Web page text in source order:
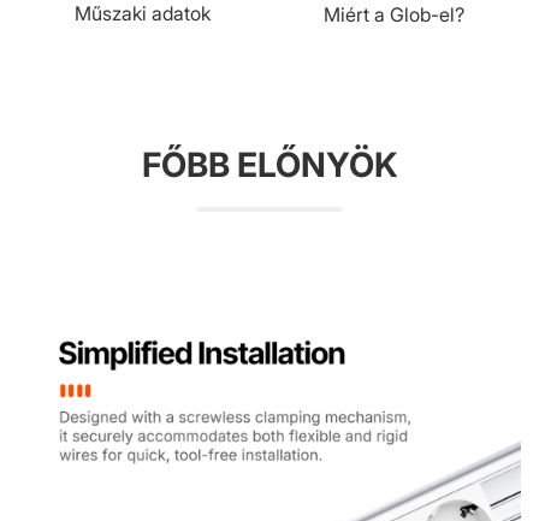
Műszaki adatok Miért a Glob-el?
FŐBB ELŐNYÖK